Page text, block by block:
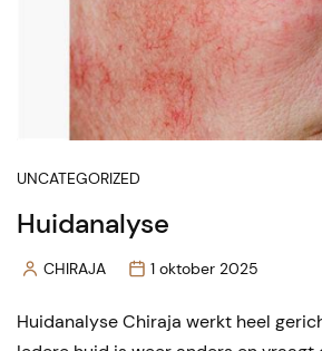
UNCATEGORIZED
Huidanalyse
PostedCHIRAJA 1 oktober 2025
Huidanalyse Chiraja werkt heel